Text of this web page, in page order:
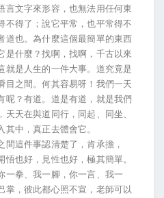
言文字來形容，也無法用任何東
不得了；說它平常，也平常得不
道也。為什麼這個最簡單的東西
是什麼？找啊，找啊，千古以來
就是人生的一件大事。道究竟是
目之間。何其容易呀！我們一天
呢？有道。道是有道，就是我們
天在與道同行，同起、同坐、
中，真正去體會它。
這件事認清楚了，肯承擔，
也好，見性也好，極其簡單。
一拳、我一腳，你一言、我一
掌，彼此都心照不宣，老師可以